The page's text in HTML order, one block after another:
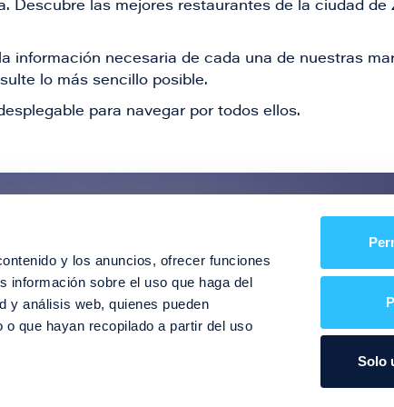
y los anuncios, ofrecer funciones
información sobre el uso que haga del
y análisis web, quienes pueden
que hayan recopilado a partir del uso
Solo
las mejores restaurantes de la ciudad de
necesaria de cada una de nuestras
lo más sencillo posible.
para navegar por todos ellos.
novedades!
descuentos, eventos y mucho más